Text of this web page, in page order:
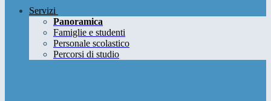
Servizi
Panoramica
Famiglie e studenti
Personale scolastico
Percorsi di studio